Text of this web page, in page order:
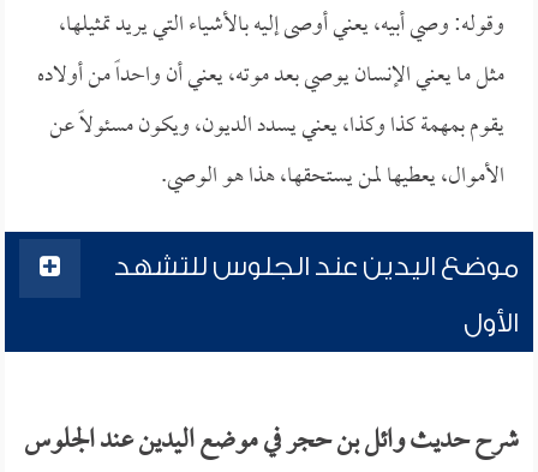
وقوله: وصي أبيه، يعني أوصى إليه بالأشياء التي يريد تمثيلها،
مثل ما يعني الإنسان يوصي بعد موته، يعني أن واحداً من أولاده
يقوم بمهمة كذا وكذا، يعني يسدد الديون، ويكون مسئولاً عن
الأموال، يعطيها لمن يستحقها، هذا هو الوصي.
موضع اليدين عند الجلوس للتشهد
الأول
شرح حديث وائل بن حجر في موضع اليدين عند الجلوس